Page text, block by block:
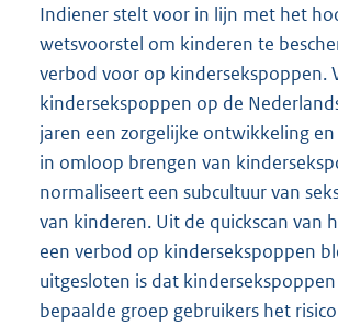
Indiener stelt voor in lijn met het
wetsvoorstel om kinderen te
verbod voor op kindersekspoppen.
kindersekspoppen op de
jaren een zorgelijke ontwikkeling
in omloop brengen van
normaliseert een subcultuur van
van kinderen. Uit de quickscan van
een verbod op kindersekspoppen
uitgesloten is dat
bepaalde groep gebruikers het